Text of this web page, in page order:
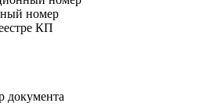
номер
КП
документа